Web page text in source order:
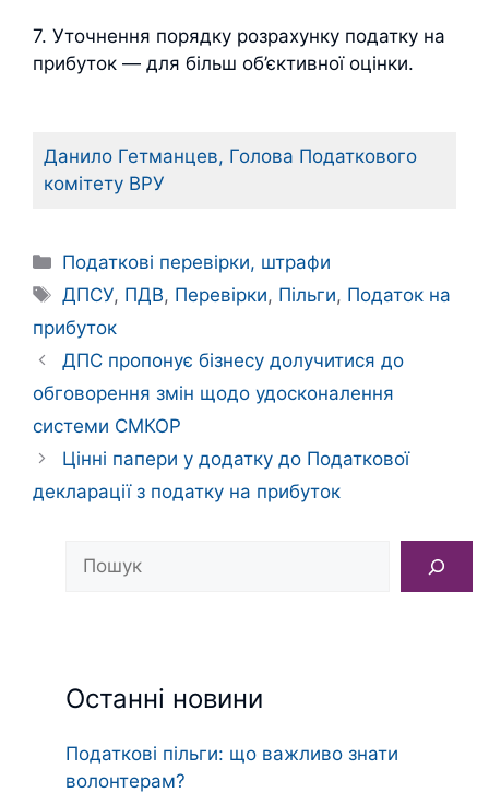
7. Уточнення порядку розрахунку податку на
прибуток — для більш об’єктивної оцінки.
Данило Гетманцев, Голова Податкового
комітету ВРУ
Категорії
Податкові перевірки, штрафи
Позначки
ДПСУ, ПДВ, Перевірки, Пільги, Податок на
прибуток
ДПС пропонує бізнесу долучитися до
обговорення змін щодо удосконалення
системи СМКОР
Цінні папери у додатку до Податкової
декларації з податку на прибуток
Пошук
Останні новини
Податкові пільги: що важливо знати
волонтерам?